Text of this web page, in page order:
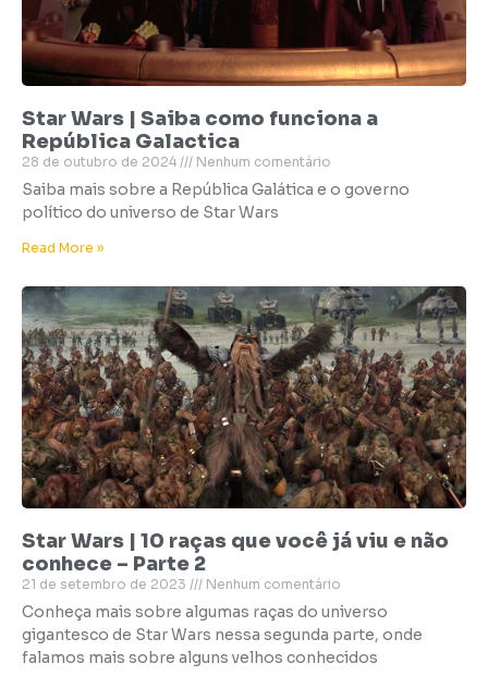
Star Wars | Saiba como funciona a
República Galactica
28 de outubro de 2024 Nenhum comentário
Saiba mais sobre a República Galática e o governo
político do universo de Star Wars
Read More »
Star Wars | 10 raças que você já viu e não
conhece – Parte 2
21 de setembro de 2023 Nenhum comentário
Conheça mais sobre algumas raças do universo
gigantesco de Star Wars nessa segunda parte, onde
falamos mais sobre alguns velhos conhecidos